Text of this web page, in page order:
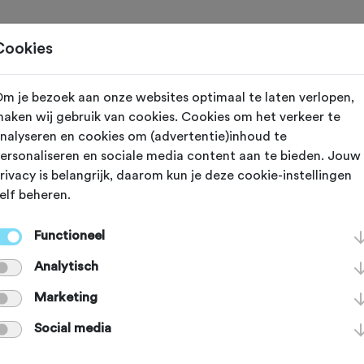
Gewijzigd op 7 oktober 2024
van de Belgische medailles op
Spelen is behaald op de
je bezoek aan onze websites optimaal te laten verlopen,
wij gebruik van cookies. Cookies om het verkeer te
en cookies om (advertentie)inhoud te
en sociale media content aan te bieden. Jouw
is belangrijk, daarom kun je deze cookie-instellingen
beheren.
Functioneel
Analytisch
Marketing
Social media